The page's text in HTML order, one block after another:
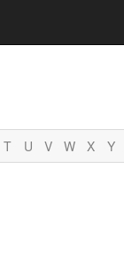
T U V W X Y